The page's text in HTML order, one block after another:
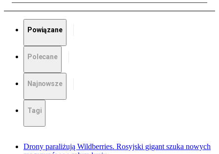
Powiązane
Polecane
Najnowsze
Tagi
Drony paraliżują Wildberries. Rosyjski gigant szuka nowych